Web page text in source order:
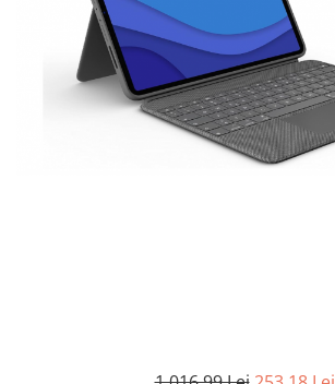
Iluminat & Electrice
Kit-uri automatizari porti si usi